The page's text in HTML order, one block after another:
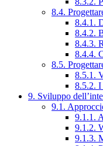
8.4.
8.4.1.
8.4.2.
8.4.3.
8.4.4.
8.5.
8.5.1.
8.5.2.
9. Sviluppo
9.1.
9.1.1.
9.1.2.
9.1.3.